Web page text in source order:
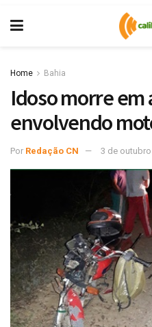
Home Bahia
Idoso morre em
envolvendo
Por Redação CN 3 de